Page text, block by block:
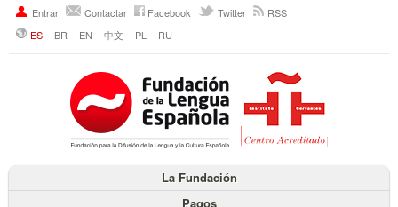
Entrar Contactar Facebook Twitter
RSS
ES
BR EN 中文 PL RU
La Fundación
Pagos